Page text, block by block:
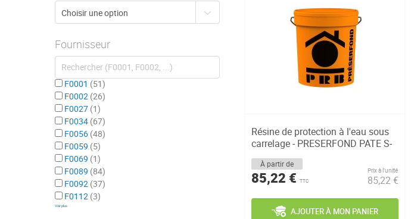
Résine de protection à l'eau sous
carrelage - PRESERFOND PATE S-
C...
À partir de
85,22 € TTC
Prix à l’unité
85,22 €
AJOUTER À MON PANIER
Fournisseur
F0001
51
F0002 26
F0027 1
F0034 67
F0056 48
F0059 5
F0069 1
F0089 84
F0092 37
F0112 3
Voir plus